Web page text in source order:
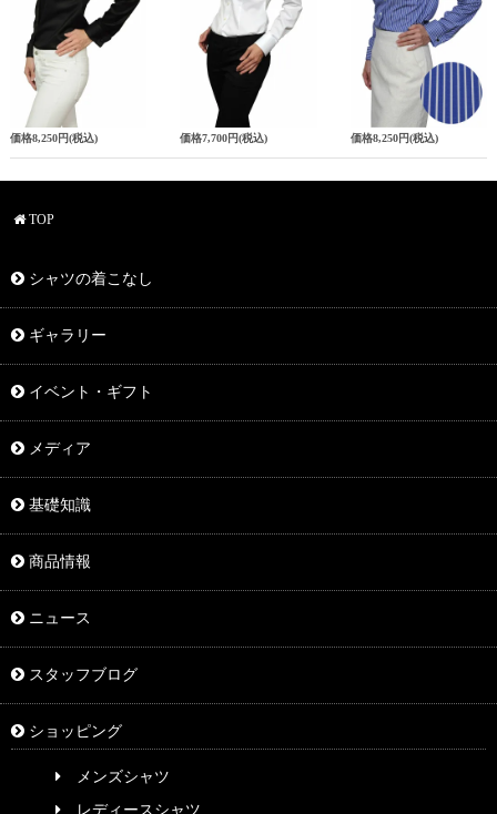
価格8,250円(税込) 価格7,700円(税込) 価格8,250円(税込)
TOP
シャツの着こなし
ギャラリー
イベント・ギフト
メディア
基礎知識
商品情報
ニュース
スタッフブログ
ショッピング
メンズシャツ
レディースシャツ